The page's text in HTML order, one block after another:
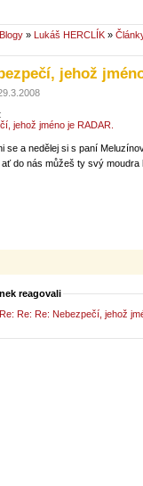
Blogy » Lukáš HERCLÍK »
jehož
29.3.2008
jehož jméno je RADAR.
se a nedělej si s paní
do nás můžeš ty svý moudra
reagovali
Re: Re: Nebezpečí, jehož